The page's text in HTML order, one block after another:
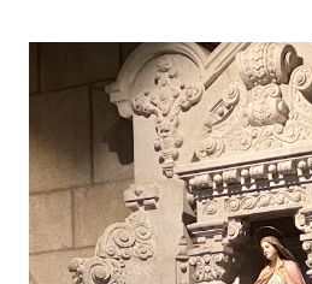
(2019.10.25) Feira Semanal em Viana
Feira Semanal em Viana do Castelo
em Viana do Castelo (2019.10.25)
Castelo (2019.10.25) Feira Semanal
(2019.10.25)